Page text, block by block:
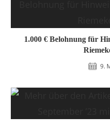
1.000 € Belohnung für
9.